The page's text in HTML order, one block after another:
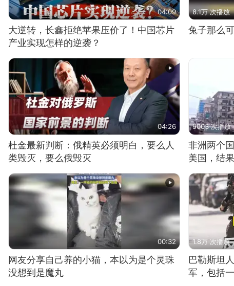
04:09
大逆转，长鑫拒绝苹果压价了！中国芯片
产业实现怎样的逆袭？
8.1万 次播放
兔子那么
04:26
杜金最新判断：俄精英必须明白，要么人
类毁灭，要么俄毁灭
9003 次播放
非洲两个
美国，结
00:32
网友分享自己养的小猫，本以为是个灵珠
没想到是魔丸
1.8万 次播放
巴勒斯坦
军，包括